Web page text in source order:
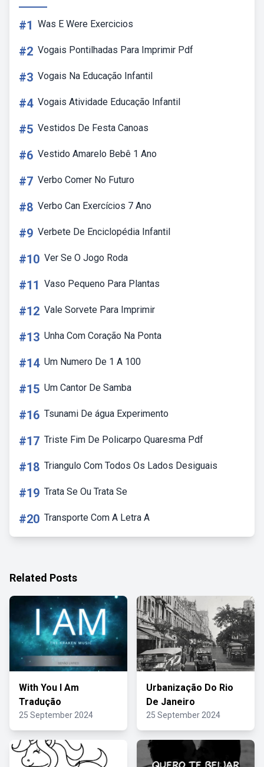
#1 Was E Were Exercicios
#2 Vogais Pontilhadas Para Imprimir Pdf
#3 Vogais Na Educação Infantil
#4 Vogais Atividade Educação Infantil
#5 Vestidos De Festa Canoas
#6 Vestido Amarelo Bebê 1 Ano
#7 Verbo Comer No Futuro
#8 Verbo Can Exercícios 7 Ano
#9 Verbete De Enciclopédia Infantil
#10 Ver Se O Jogo Roda
#11 Vaso Pequeno Para Plantas
#12 Vale Sorvete Para Imprimir
#13 Unha Com Coração Na Ponta
#14 Um Numero De 1 A 100
#15 Um Cantor De Samba
#16 Tsunami De água Experimento
#17 Triste Fim De Policarpo Quaresma Pdf
#18 Triangulo Com Todos Os Lados Desiguais
#19 Trata Se Ou Trata Se
#20 Transporte Com A Letra A
Related Posts
With You I Am
Tradução
25 September 2024
Urbanização Do Rio
De Janeiro
25 September 2024